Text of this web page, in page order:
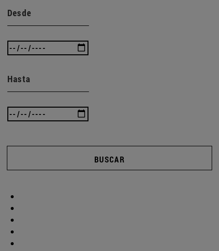
Desde
Hasta
BUSCAR